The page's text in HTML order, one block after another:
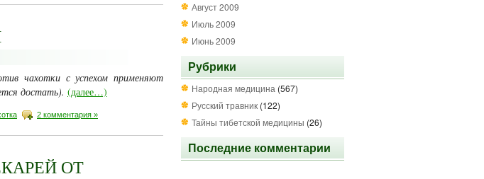
чахотки с успехом применяют
достать). (далее…)
2 комментария »
ОТ
Август 2009
Июль 2009
Июнь 2009
Рубрики
Народная медицина (567)
Русский травник (122)
Тайны тибетской медицины (26)
Последние комментарии